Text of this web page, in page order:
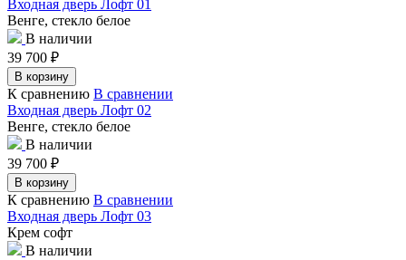
Входная дверь Лофт 01
Венге, стекло белое
В наличии
39 700 ₽
В корзину
К сравнению В сравнении
Входная дверь Лофт 02
Венге, стекло белое
В наличии
39 700 ₽
В корзину
К сравнению В сравнении
Входная дверь Лофт 03
Крем софт
В наличии